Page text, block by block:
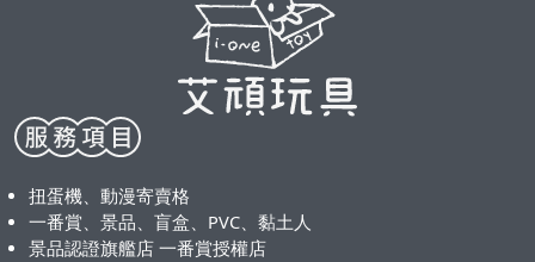
扭蛋機、動漫寄賣格
一番賞、景品、盲盒、PVC、黏土人
景品認證旗艦店 一番賞授權店